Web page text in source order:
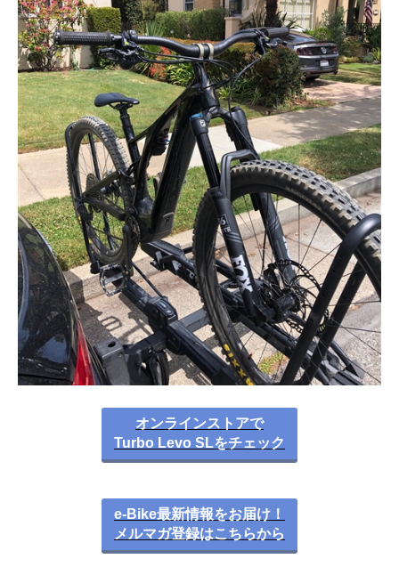
オンラインストアで
Turbo Levo SLをチェック
e-Bike最新情報をお届け！
メルマガ登録はこちらから